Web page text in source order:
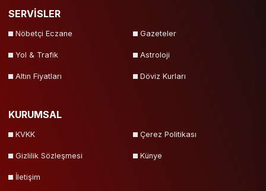
SERVİSLER
Nöbetçi Eczane Gazeteler
Yol & Trafik Astroloji
Altın Fiyatları Döviz Kurları
KURUMSAL
KVKK Çerez Politikası
Gizlilik Sözleşmesi Künye
İletişim